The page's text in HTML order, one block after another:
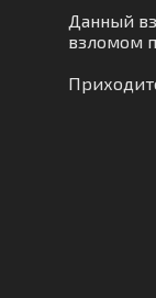
Данный
взломом